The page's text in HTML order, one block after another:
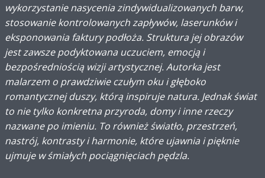
wykorzystanie nasycenia zindywidualizowanych barw,
stosowanie kontrolowanych zapływów, laserunków i
eksponowania faktury podłoża. Struktura jej obrazów
jest zawsze podyktowana uczuciem, emocją i
bezpośredniością wizji artystycznej. Autorka jest
malarzem o prawdziwie czułym oku i głęboko
romantycznej duszy, którą inspiruje natura. Jednak świat
to nie tylko konkretna przyroda, domy i inne rzeczy
nazwane po imieniu. To również światło, przestrzeń,
nastrój, kontrasty i harmonie, które ujawnia i pięknie
ujmuje w śmiałych pociągnięciach pędzla.